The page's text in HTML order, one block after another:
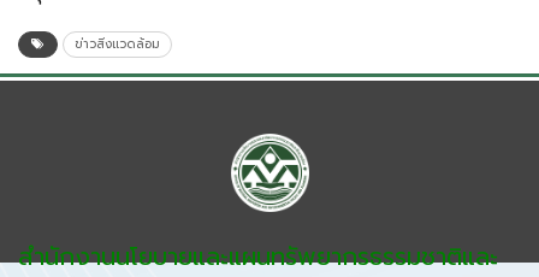
ข่าวสิ่งแวดล้อม
สำนักงานนโยบายและแผนทรัพยากรธรรมชาติและ